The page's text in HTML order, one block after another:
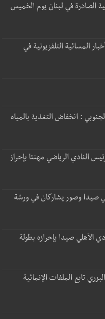
الصادرة في لبنان يوم الخميس
المسائية التلفزيونية في
: انخفاض التغذية بالمياه
النادي الرياضي مهنئا بإحراز
صيدا وصور يشاركان في ورشة
الأهلي صيدا بإحرازه بطولة
تابع الملفات الإنمائية